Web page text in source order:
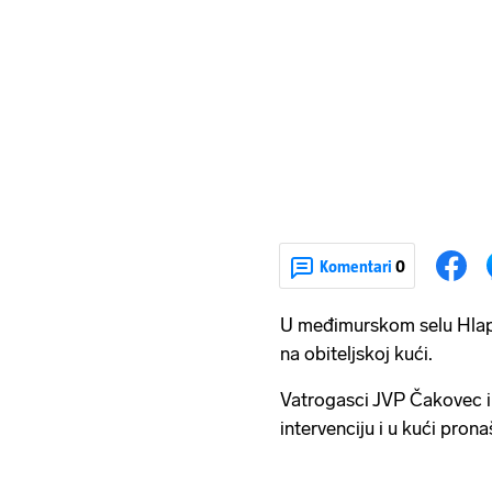
Komentari 0
U međimurskom selu
na obiteljskoj kući.
Vatrogasci JVP Čakovec
intervenciju i u kući